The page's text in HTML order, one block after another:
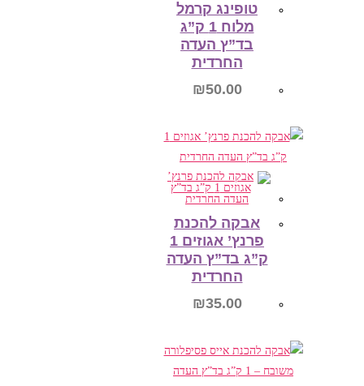
טופינג קרמל
מלוח 1 ק”ג
בד”ץ העדה
החרדית
₪50.00
הוספה לסל
אבקה להכנת
פרנץ’ אגוזים 1
ק”ג בד”ץ העדה
החרדית
₪35.00